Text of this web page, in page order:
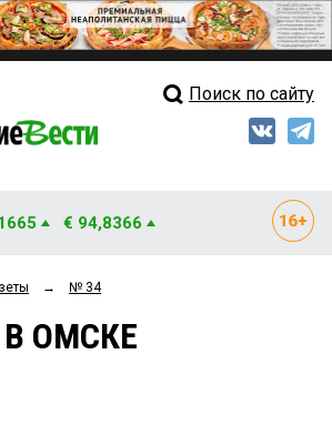
Свежий выпуск
Рейтинги
Поиск по сайту
€ 94,8366
→ № 34
ОМСКЕ